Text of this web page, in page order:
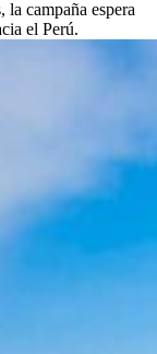
campaña espera
el Perú.